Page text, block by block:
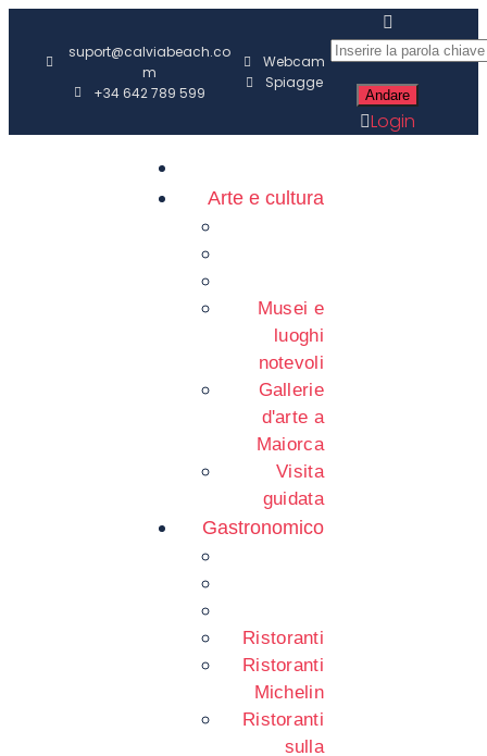
suport@calviabeach.co
m
+34 642 789 599
Webcam
Spiagge
Login
Arte e cultura
Musei e
luoghi
notevoli
Gallerie
d'arte a
Maiorca
Visita
guidata
Gastronomico
Ristoranti
Ristoranti
Michelin
Ristoranti
sulla